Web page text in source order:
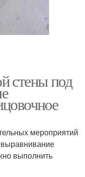
стены под
мероприятий
выполнить